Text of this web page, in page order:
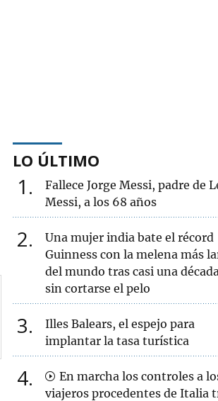
LO ÚLTIMO
1
Fallece Jorge Messi, padre de
Messi, a los 68 años
2
Una mujer india bate el récord
Guinness con la melena más
del mundo tras casi una
sin cortarse el pelo
3
Illes Balears, el espejo para
implantar la tasa turística
4
En marcha los controles a
viajeros procedentes de Italia